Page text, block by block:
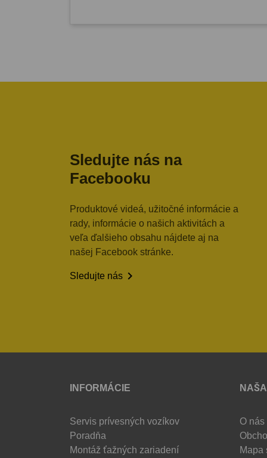
Sledujte nás na
Facebooku
Produktové videá, užitočné informácie a
rady, informácie o našich aktivitách a
veľa ďalšieho obsahu nájdete aj na
našej Facebook stránke.
Sledujte nás 
INFORMÁCIE
Servis prívesných vozíkov
Poradňa
Montáž ťažných zariadení
O nás
Mapa